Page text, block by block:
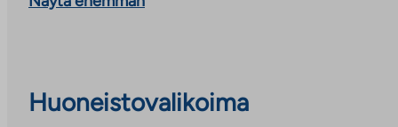
lastenvaunu- ja ulkoiluvälinevarastot sijaitsevat D-
ensimmäisessä kerroksessa. Jokaiseen huoneiston
Huoneistovalikoima